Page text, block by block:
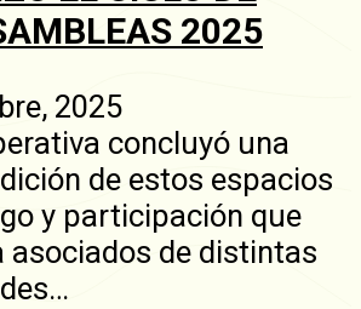
2025
2025
concluyó una
de estos espacios
y participación que
asociados de distintas